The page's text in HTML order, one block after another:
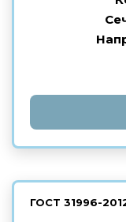
ГОСТ 31996-